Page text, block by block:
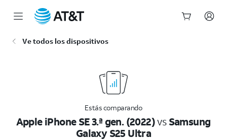
Ve todos los dispositivos
Estás comparando
Apple iPhone SE 3.ª gen. (2022)vsSamsung
Galaxy S25 Ultra